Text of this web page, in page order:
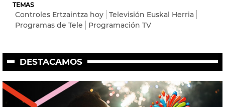
TEMAS
Controles Ertzaintza hoy
Televisión Euskal Herria
Programas de Tele
Programación TV
DESTACAMOS